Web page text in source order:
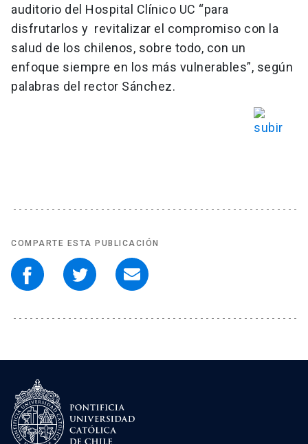
auditorio del Hospital Clínico UC “para
disfrutarlos y revitalizar el compromiso con la
salud de los chilenos, sobre todo, con un
enfoque siempre en los más vulnerables”, según
palabras del rector Sánchez.
COMPARTE ESTA PUBLICACIÓN